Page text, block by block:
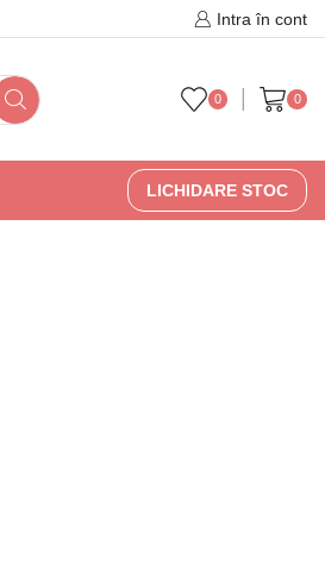
🚚 🇷🇴 Livrare înIntra în cont
0 0
LICHIDARE STOC